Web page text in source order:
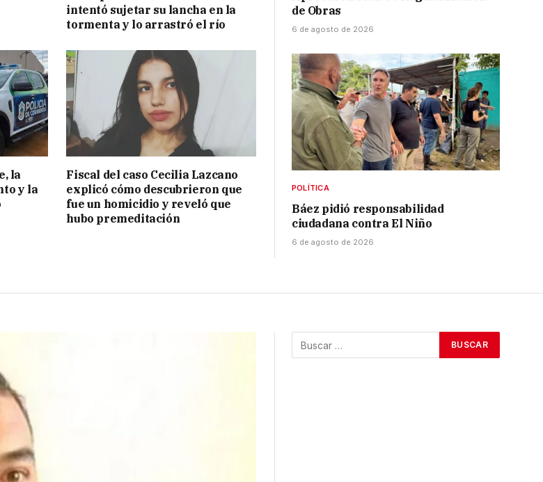
intentó sujetar su lancha en la
tormenta y lo arrastró el río
la
y la
Fiscal del caso Cecilia Lazcano
explicó cómo descubrieron que
fue un homicidio y reveló que
hubo premeditación
de Obras
6 de agosto de 2026
POLÍTICA
Báez pidió responsabilidad
ciudadana contra El Niño
6 de agosto de 2026